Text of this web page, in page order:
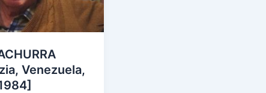
Venezuela,